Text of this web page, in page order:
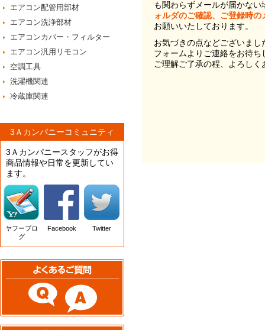
エアコン配管用部材
エアコン洗浄部材
エアコンカバー・フィルター
エアコン汎用リモコン
空調工具
洗濯機関連
冷蔵庫関連
3Ａカンパニーコミュニティ
3Ａカンパニースタッフがお得
商品情報や日常を更新してい
ます。
ヤフーブロ
グ
Facebook Twitter
も関わらずメールが届かない
ォルダのご確認、ご登録時
お願いいたしております。
お気づきの点などございま
フォームよりご連絡をお待ち
ご理解ご了承の程、よろし